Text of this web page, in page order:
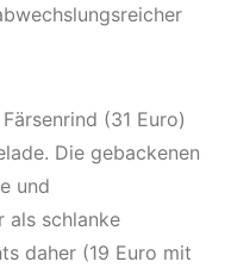
(31 Euro)
Die gebackenen
und
als schlanke
daher (19 Euro mit